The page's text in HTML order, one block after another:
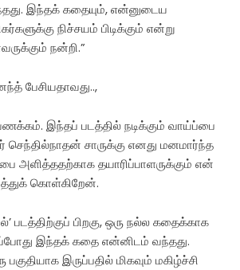
இந்தக் கதையும், என்னுடைய
நிச்சயம் பிடிக்கும் என்று
நன்றி.”
பேசியதாவது..,
இந்தப் படத்தில் நடிக்கும் வாய்ப்பை
செந்தில்நாதன் சாருக்கு எனது மனமார்ந்த
அளித்ததற்காக தயாரிப்பாளருக்கும் என்
கொள்கிறேன்.
படத்திற்குப் பிறகு, ஒரு நல்ல கதைக்காக
இந்தக் கதை என்னிடம் வந்தது.
இருப்பதில் மிகவும் மகிழ்ச்சி